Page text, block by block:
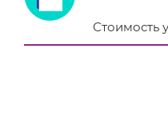
Стоимость